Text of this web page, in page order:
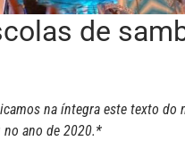
de
na íntegra este texto
no ano de 2020.*